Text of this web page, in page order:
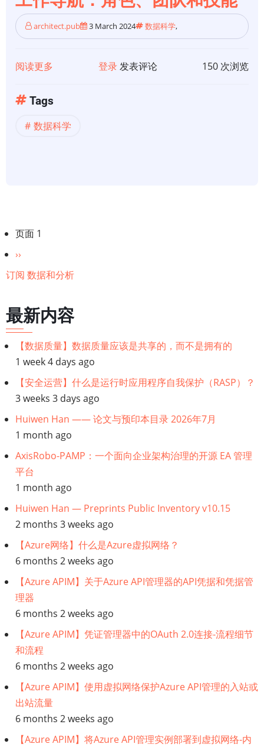
architect.pub 3 March 2024 数据科学,
阅读更多
科
作
航：
角
团
队
和
技
能
登录发表评论 150 次浏览
Tags
数据科学
分
页
页面 1
下
一
››
订阅 数据和分析
最新内容
【数据质量】数据质量应该是共享的，而不是拥有的
1 week 4 days ago
【安全运营】什么是运行时应用程序自我保护（RASP）？
3 weeks 3 days ago
Huiwen Han —— 论文与预印本目录 2026年7月
1 month ago
AxisRobo-PAMP：一个面向企业架构治理的开源 EA 管理
平台
1 month ago
Huiwen Han — Preprints Public Inventory v10.15
2 months 3 weeks ago
【Azure网络】什么是Azure虚拟网络？
6 months 2 weeks ago
【Azure APIM】关于Azure API管理器的API凭据和凭据管
理器
6 months 2 weeks ago
【Azure APIM】凭证管理器中的OAuth 2.0连接-流程细节
和流程
6 months 2 weeks ago
【Azure APIM】使用虚拟网络保护Azure API管理的入站或
出站流量
6 months 2 weeks ago
【Azure APIM】将Azure API管理实例部署到虚拟网络-内